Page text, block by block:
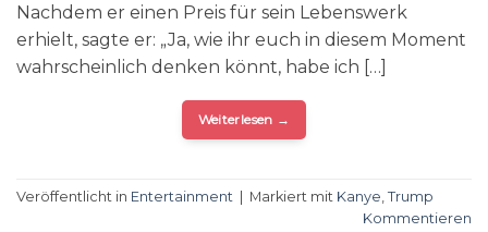
Nachdem er einen Preis für sein Lebenswerk
erhielt, sagte er: „Ja, wie ihr euch in diesem Moment
wahrscheinlich denken könnt, habe ich […]
Weiterlesen →
Veröffentlicht in Entertainment Markiert mit Kanye Trump
Kommentieren